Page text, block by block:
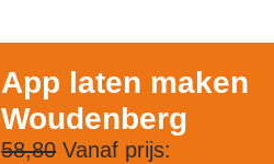
App laten maken
Woudenberg
58,80Vanaf prijs: